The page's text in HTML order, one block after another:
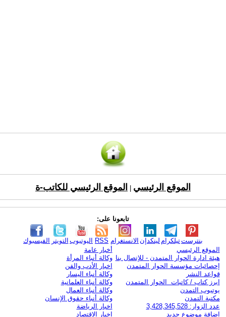
الموقع الرئيسي الموقع الرئيسي للكاتب-ة
تابعونا على:
الفيسبوك التويتر اليوتيوب RSS الانستغرام لينكدإن تيلكرامبنترست
الموقع الرئيسي
هيئة ادارة الحوار المتمدن - للإتصال بنا
إحصائيات مؤسسة الحوار المتمدن
قواعد النشر
ابرز كتاب / كاتبات الحوار المتمدن
يوتيوب التمدن
مكتبة التمدن
عدد الزوار: 3,428,345,528
اضافة موضوع جديد
أخبار عامة
وكالة أنباء المرأة
اخبار الأدب والفن
وكالة أنباء اليسار
وكالة أنباء العلمانية
وكالة أنباء العمال
وكالة أنباء حقوق الإنسان
اخبار الرياضة
اخبار الاقتصاد